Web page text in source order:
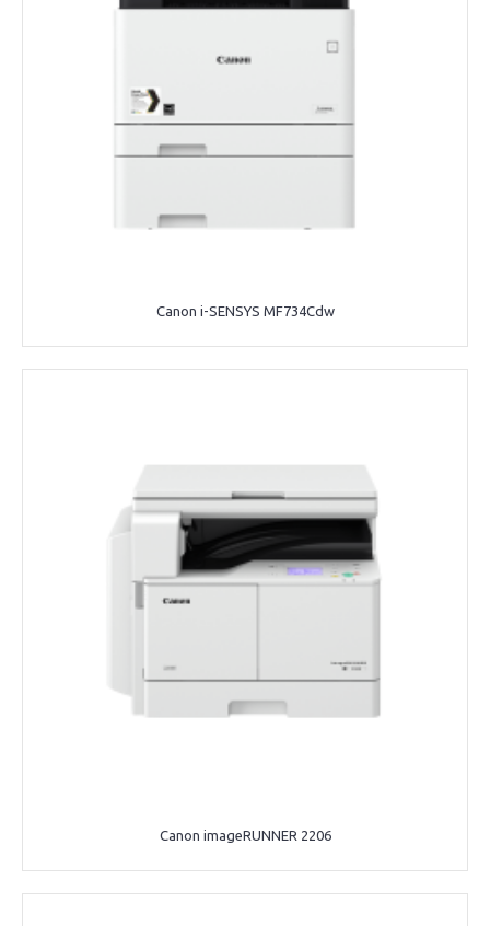
Canon i-SENSYS MF734Cdw
Canon imageRUNNER 2206